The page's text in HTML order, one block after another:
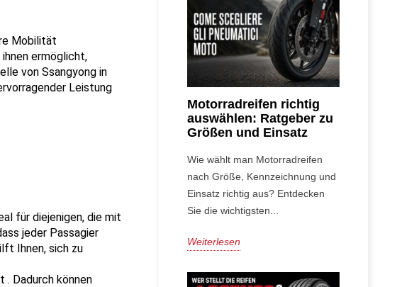
Mobilität
ermöglicht,
von Ssangyong in
Leistung
für diejenigen, die mit
jeder Passagier
Ihnen, sich zu
. Dadurch können
Motorradreifen richtig
auswählen: Ratgeber zu
Größen und Einsatz
Wie wählt man Motorradreifen
nach Größe, Kennzeichnung und
Einsatz richtig aus? Entdecken
Sie die wichtigsten...
Weiterlesen